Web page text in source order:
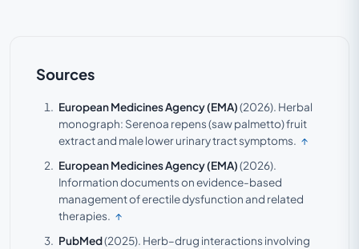
Sources
European Medicines Agency (EMA)(2026). Herbal
monograph: Serenoa repens (saw palmetto) fruit
extract and male lower urinary tract symptoms. ↑
European Medicines Agency (EMA)(2026).
Information documents on evidence-based
management of erectile dysfunction and related
therapies. ↑
PubMed(2025). Herb–drug interactions involving